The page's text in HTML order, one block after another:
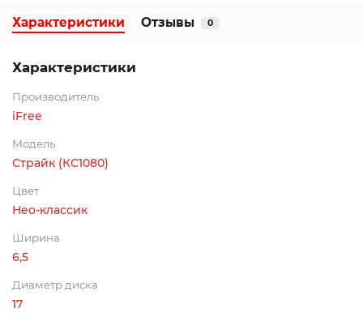
Характеристики Отзывы 0
Характеристики
Производитель
iFree
Модель
Страйк (КС1080)
Цвет
Нео-классик
Ширина
6,5
Диаметр диска
17